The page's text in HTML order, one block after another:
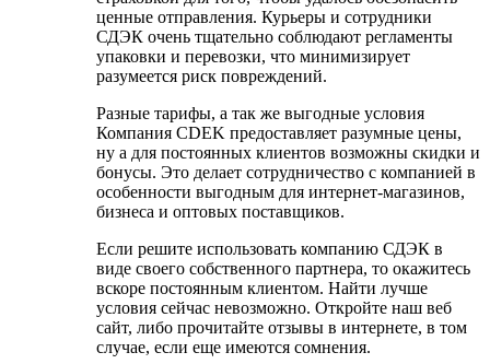
ценные отправления. Курьеры и сотрудники
СДЭК очень тщательно соблюдают регламенты
упаковки и перевозки, что минимизирует
разумеется риск повреждений.
Разные тарифы, а так же выгодные условия
Компания CDEK предоставляет разумные цены,
ну а для постоянных клиентов возможны скидки и
бонусы. Это делает сотрудничество с компанией в
особенности выгодным для интернет-магазинов,
бизнеса и оптовых поставщиков.
Если решите использовать компанию СДЭК в
виде своего собственного партнера, то окажитесь
вскоре постоянным клиентом. Найти лучше
условия сейчас невозможно. Откройте наш веб
сайт, либо прочитайте отзывы в интернете, в том
случае, если еще имеются сомнения.